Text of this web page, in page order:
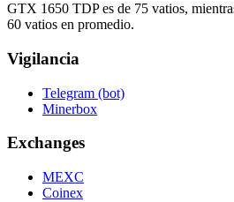
GTX 1650 TDP es de 75 vatios,
60 vatios en promedio.
Vigilancia
Telegram (bot)
Minerbox
Exchanges
MEXC
Coinex